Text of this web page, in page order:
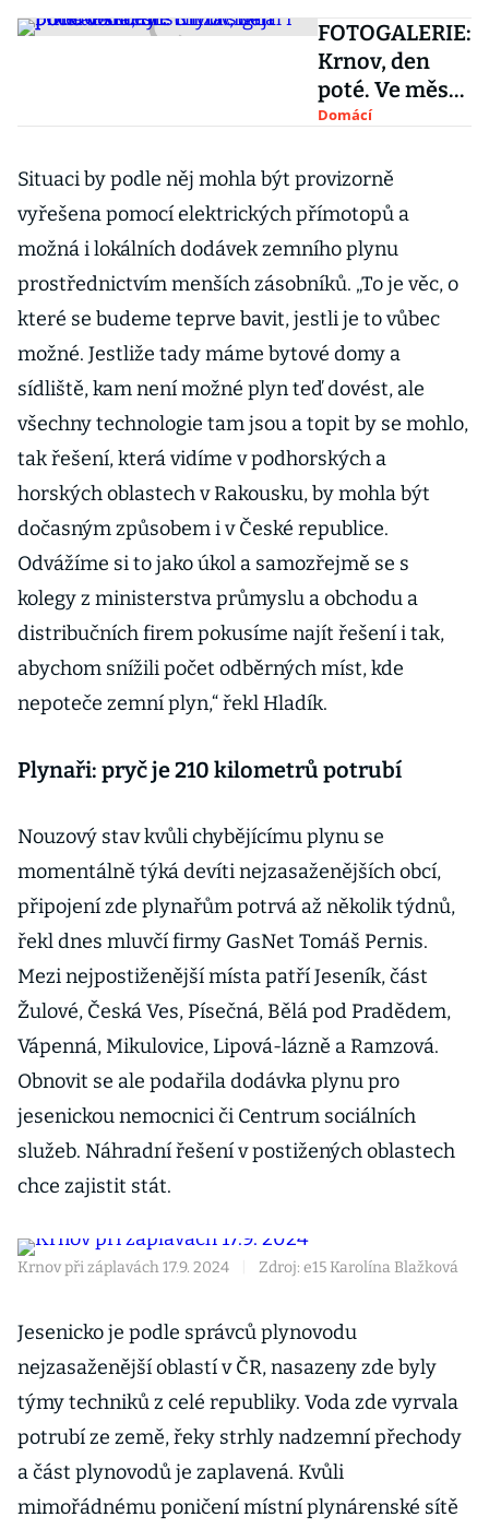
FOTOGALERIE:
Krnov, den
poté. Ve městě
chybí signál i
místní začínají
počítat škody
Domácí
Situaci by podle něj mohla být provizorně
vyřešena pomocí elektrických přímotopů a
možná i lokálních dodávek zemního plynu
prostřednictvím menších zásobníků. „To je věc, o
které se budeme teprve bavit, jestli je to vůbec
možné. Jestliže tady máme bytové domy a
sídliště, kam není možné plyn teď dovést, ale
všechny technologie tam jsou a topit by se mohlo,
tak řešení, která vidíme v podhorských a
horských oblastech v Rakousku, by mohla být
dočasným způsobem i v České republice.
Odvážíme si to jako úkol a samozřejmě se s
kolegy z ministerstva průmyslu a obchodu a
distribučních firem pokusíme najít řešení i tak,
abychom snížili počet odběrných míst, kde
nepoteče zemní plyn,“ řekl Hladík.
Plynaři: pryč je 210 kilometrů potrubí
Nouzový stav kvůli chybějícímu plynu se
momentálně týká devíti nejzasaženějších obcí,
připojení zde plynařům potrvá až několik týdnů,
řekl dnes mluvčí firmy GasNet Tomáš Pernis.
Mezi nejpostiženější místa patří Jeseník, část
Žulové, Česká Ves, Písečná, Bělá pod Pradědem,
Vápenná, Mikulovice, Lipová-lázně a Ramzová.
Obnovit se ale podařila dodávka plynu pro
jesenickou nemocnici či Centrum sociálních
služeb. Náhradní řešení v postižených oblastech
chce zajistit stát.
Krnov při záplavách 17.9. 2024 Zdroj: e15 Karolína Blažková
Jesenicko je podle správců plynovodu
nejzasaženější oblastí v ČR, nasazeny zde byly
týmy techniků z celé republiky. Voda zde vyrvala
potrubí ze země, řeky strhly nadzemní přechody
a část plynovodů je zaplavená. Kvůli
mimořádnému poničení místní plynárenské sítě